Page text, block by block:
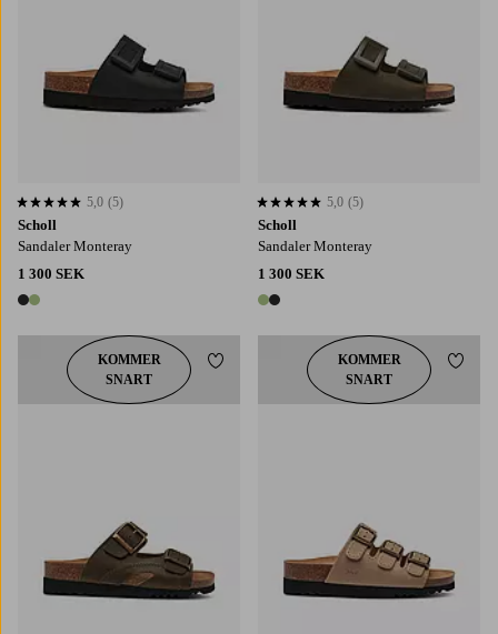
Scholl
Sandaler Monteray
1 300 SEK
2 färger
5,0 baserat på 5 st betyg
5,0 (5)
Scholl
Sandaler Monteray
1 300 SEK
2 färger
5,0 baserat på 5 st betyg
5,0 (5)
KOMMER
SNART
Lägg till i favoriterKOMMER
SNART